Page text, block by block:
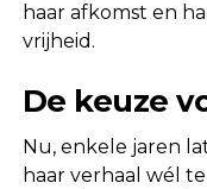
haar afkomst en
vrijheid.
De keuze
Nu, enkele jaren
haar verhaal wél